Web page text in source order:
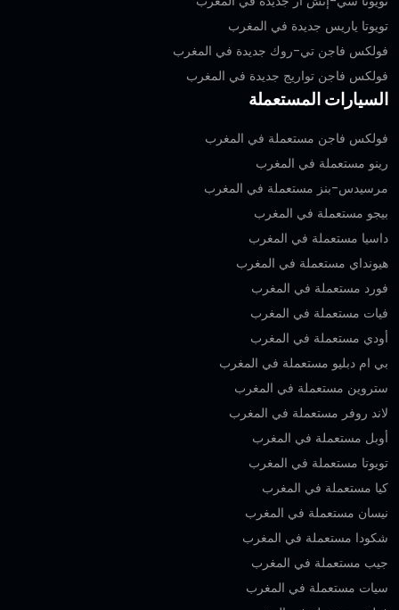
تويوتا ياريس جديدة في المغرب
فولكس فاجن تي-روك جديدة في المغرب
فولكس فاجن تواريج جديدة في المغرب
السيارات المستعملة
فولكس فاجن مستعملة في المغرب
رينو مستعملة في المغرب
مرسيدس-بنز مستعملة في المغرب
بيجو مستعملة في المغرب
داسيا مستعملة في المغرب
هيونداي مستعملة في المغرب
فورد مستعملة في المغرب
فيات مستعملة في المغرب
أودي مستعملة في المغرب
بي ام دبليو مستعملة في المغرب
ستروين مستعملة في المغرب
لاند روفر مستعملة في المغرب
أوبل مستعملة في المغرب
تويوتا مستعملة في المغرب
كيا مستعملة في المغرب
نيسان مستعملة في المغرب
شكودا مستعملة في المغرب
جيب مستعملة في المغرب
سيات مستعملة في المغرب